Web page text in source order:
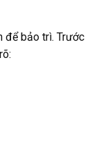
để bảo trì. Trước